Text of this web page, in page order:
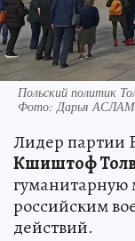
Польский политик
Фото:Дарья
Лидер партии
Кшиштоф
российским
действий.